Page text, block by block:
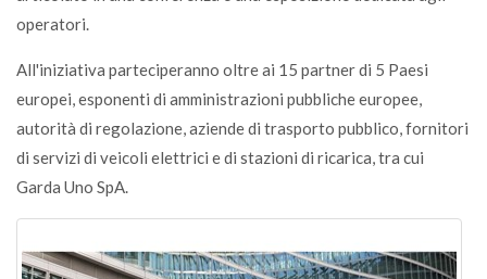
operatori.
All'iniziativa parteciperanno oltre ai 15 partner di 5 Paesi
europei, esponenti di amministrazioni pubbliche europee,
autorità di regolazione, aziende di trasporto pubblico, fornitori
di servizi di veicoli elettrici e di stazioni di ricarica, tra cui
Garda Uno SpA.